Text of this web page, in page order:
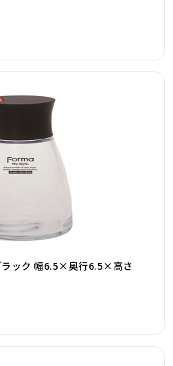
ラック 幅6.5×奥行6.5×高さ